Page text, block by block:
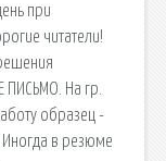
при
читатели!
ПИСЬМО. На гр.
образец -
Иногда в резюме